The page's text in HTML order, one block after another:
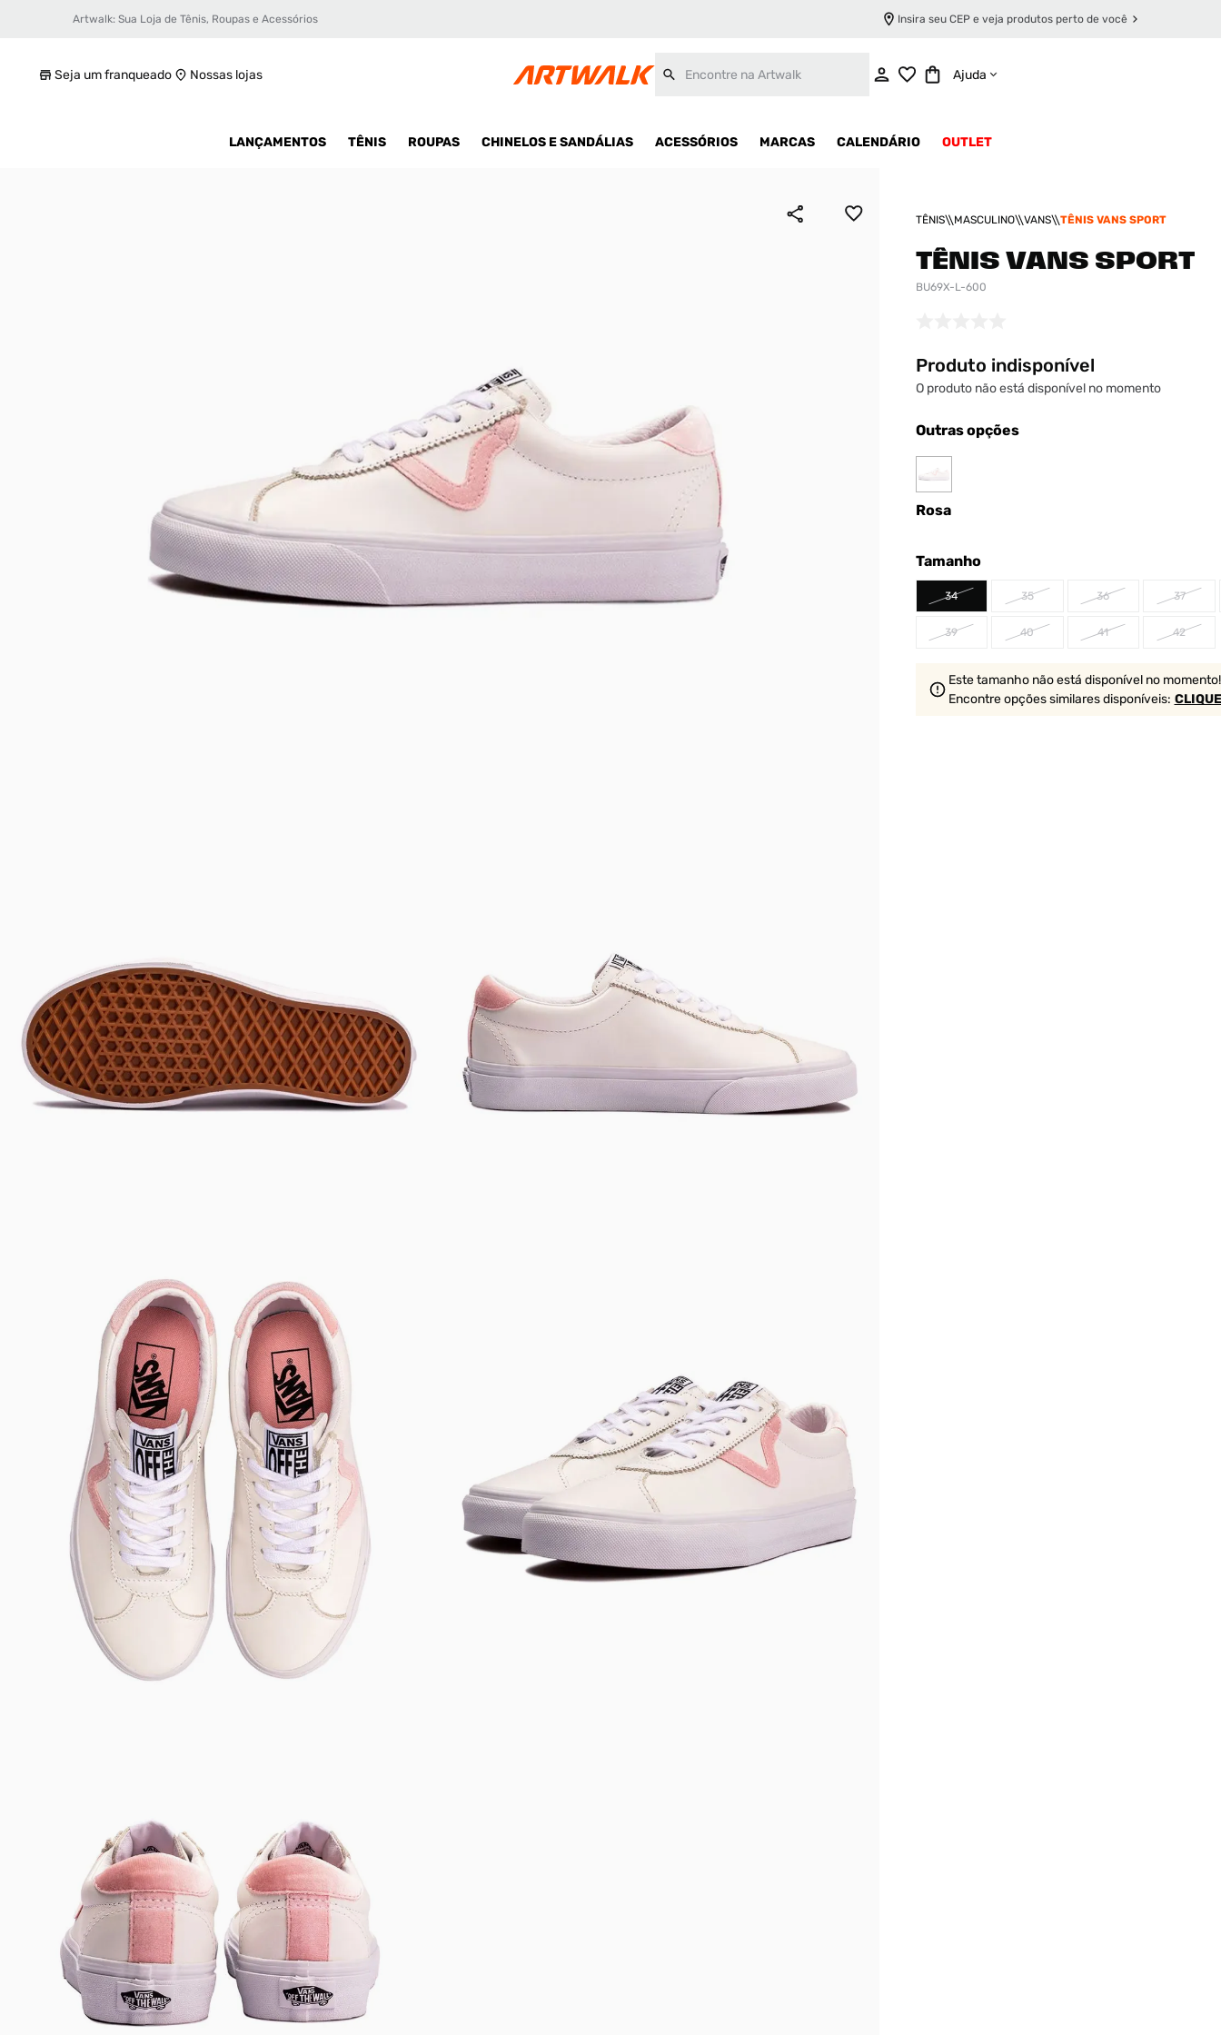
Artwalk: Sua Loja de Tênis, Roupas e Acessórios Insira seu CEP e veja produtos perto de você
Seja um franqueado Nossas lojas Ajuda
LANÇAMENTOS TÊNIS ROUPAS CHINELOS E SANDÁLIAS ACESSÓRIOS MARCAS CALENDÁRIO OUTLET
TÊNIS MASCULINO VANS TÊNIS VANS SPORT
TÊNIS VANS SPORT
BU69X-L-600
Produto indisponível
O produto não está disponível no momento
Outras opções
Rosa
Tamanho
34 35 36 37
39 40 41 42
Este tamanho não está disponível no momento!
Encontre opções similaresdisponíveis:
Tênis Vans Sport